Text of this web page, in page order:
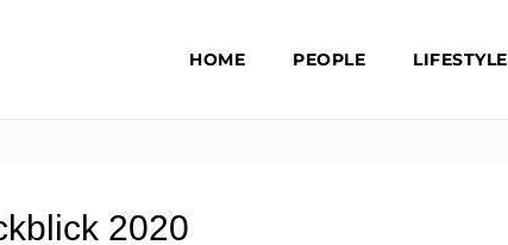
HOME PEOPLE LIFESTYLE
2020